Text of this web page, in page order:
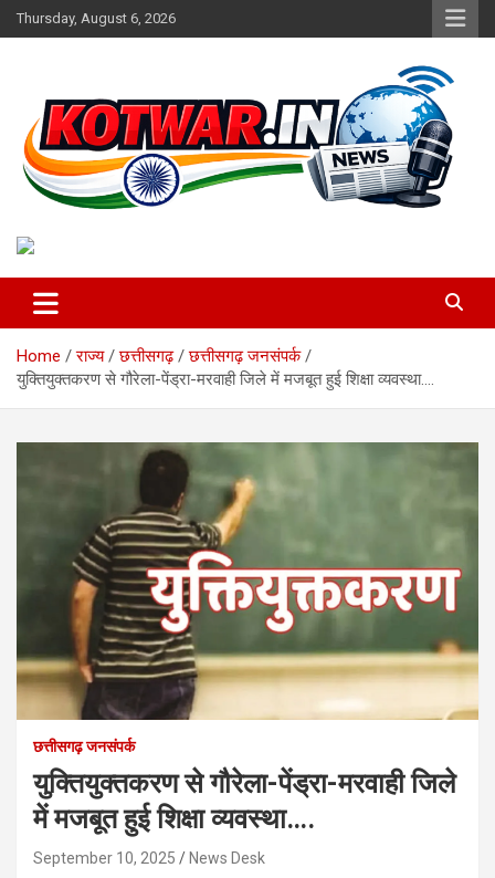
Skip
to
Thursday, August 6, 2026
kotwar.in
Home राज्य छत्तीसगढ़
छत्तीसगढ़ जनसंपर्क
युक्तियुक्तकरण से गौरेला-पेंड्रा-मरवाही जिले में मजबूत हुई शिक्षा व्यवस्था….
छत्तीसगढ़ जनसंपर्क
युक्तियुक्तकरण से गौरेला-पेंड्रा-मरवाही जिले
में मजबूत हुई शिक्षा व्यवस्था….
September 10, 2025 News Desk